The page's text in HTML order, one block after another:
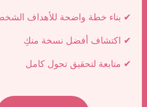
بناء خطة واضحة للأهداف الشخصية ✔
اكتشاف أفضل نسخة منكِ ✔
متابعة لتحقيق تحول كامل ✔